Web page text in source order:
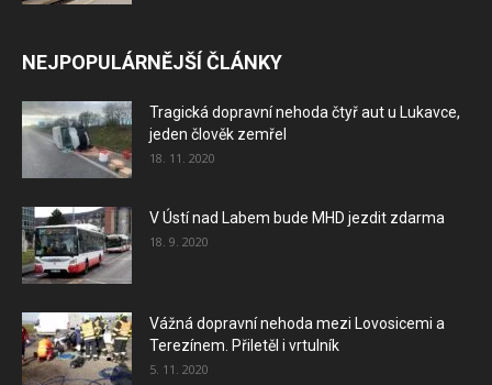
NEJPOPULÁRNĚJŠÍ ČLÁNKY
Tragická dopravní nehoda čtyř aut u Lukavce,
jeden člověk zemřel
18. 11. 2020
V Ústí nad Labem bude MHD jezdit zdarma
18. 9. 2020
Vážná dopravní nehoda mezi Lovosicemi a
Terezínem. Přiletěl i vrtulník
5. 11. 2020